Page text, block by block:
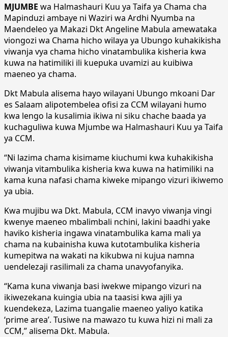
MJUMBE wa Halmashauri Kuu ya Taifa ya Chama cha
Mapinduzi ambaye ni Waziri wa Ardhi Nyumba na
Maendeleo ya Makazi Dkt Angeline Mabula amewataka
viongozi wa Chama hicho wilaya ya Ubungo kuhakikisha
viwanja vya chama hicho vinatambulika kisheria kwa
kuwa na hatimiliki ili kuepuka uvamizi au kuibiwa
maeneo ya chama.
Dkt Mabula alisema hayo wilayani Ubungo mkoani Dar
es Salaam alipotembelea ofisi za CCM wilayani humo
kwa lengo la kusalimia ikiwa ni siku chache baada ya
kuchaguliwa kuwa Mjumbe wa Halmashauri Kuu ya Taifa
ya CCM.
“Ni lazima chama kisimame kiuchumi kwa kuhakikisha
viwanja vitambulika kisheria kwa kuwa na hatimiliki na
kama kuna nafasi chama kiweke mipango vizuri ikiwemo
ya ubia.
Kwa mujibu wa Dkt. Mabula, CCM inavyo viwanja vingi
kwenye maeneo mbalimbali nchini, lakini baadhi yake
haviko kisheria ingawa vinatambulika kama mali ya
chama na kubainisha kuwa kutotambulika kisheria
kumepitwa na wakati na kikubwa ni kujua namna
uendelezaji rasilimali za chama unavyofanyika.
“Kama kuna viwanja basi iwekwe mipango vizuri na
ikiwezekana kuingia ubia na taasisi kwa ajili ya
kuendekeza, Lazima tuangalie maeneo yaliyo katika
‘prime area’. Tusiwe na mawazo tu kuwa hizi ni mali za
CCM,” alisema Dkt. Mabula.